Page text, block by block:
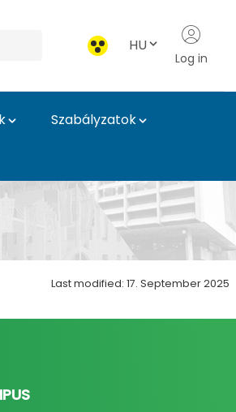
HU
Log in
Szabályzatok
Last modified: 17. September 2025